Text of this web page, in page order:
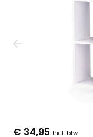
€ 34,95 Incl. btw